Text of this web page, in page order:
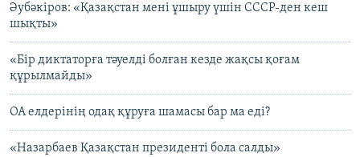
Әубәкіров: «Қазақстан мені ұшыру үшін СССР-ден кеш
шықты»
«Бір диктаторға тәуелді болған кезде жақсы қоғам
құрылмайды»
ОА елдерінің одақ құруға шамасы бар ма еді?
«Назарбаев Қазақстан президенті бола салды»